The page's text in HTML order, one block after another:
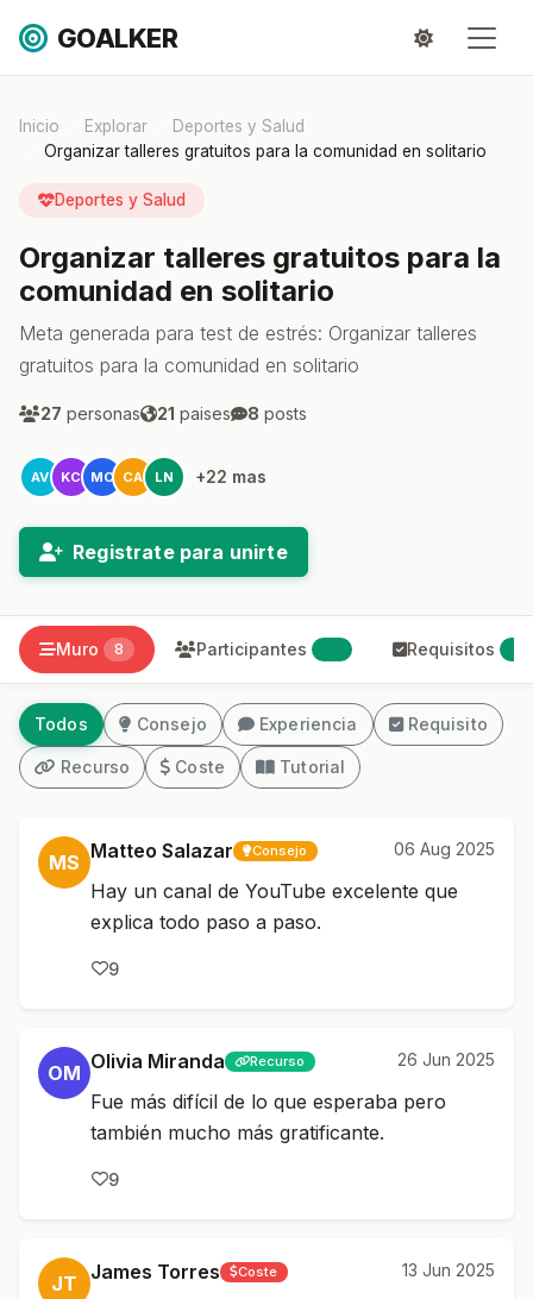
GOALKER
Inicio Explorar
Deportes y Salud
Organizar talleres gratuitos para la comunidad en solitario
Deportes y Salud
Organizar talleres gratuitos para la
comunidad en solitario
Meta generada para test de estrés: Organizar talleres
gratuitos para la comunidad en solitario
27 personas 21 paises 8 posts
AV KC MC CA LN +22 mas
Registrate para unirte
Muro 8 Participantes Requisitos
Todos Consejo Experiencia Requisito
Recurso Coste Tutorial
MS Matteo Salazar Consejo 06 Aug 2025
Hay un canal de YouTube excelente que
explica todo paso a paso.
9
OM Olivia Miranda Recurso 26 Jun 2025
Fue más difícil de lo que esperaba pero
también mucho más gratificante.
9
JT James Torres Coste 13 Jun 2025